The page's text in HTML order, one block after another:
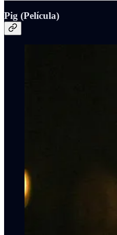
Pig (Película)